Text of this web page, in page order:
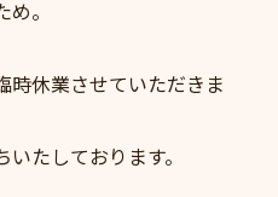
。
時休業させていただきま
たしております。